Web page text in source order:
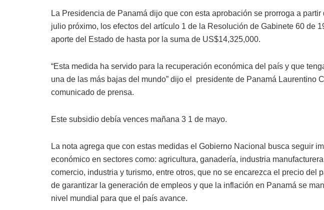
La Presidencia de Panamá dijo que con esta aprobación se prorroga a
julio próximo, los efectos del artículo 1 de la Resolución de Gabinete 60 de
aporte del Estado de hasta por la suma de US$14,325,000.
“Esta medida ha servido para la recuperación económica del país y que
una de las más bajas del mundo” dijo el presidente de Panamá Laurentino
comunicado de prensa.
Este subsidio debía vences mañana 3 1 de mayo.
La nota agrega que con estas medidas el Gobierno Nacional busca seguir
económico en sectores como: agricultura, ganadería, industria
comercio, industria y turismo, entre otros, que no se encarezca el precio del
de garantizar la generación de empleos y que la inflación en Panamá se
nivel mundial para que el país avance.